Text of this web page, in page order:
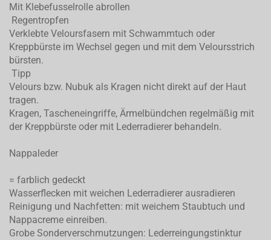
Mit Klebefusselrolle abrollen
Regentropfen
Verklebte Veloursfasern mit Schwammtuch oder
Kreppbürste im Wechsel gegen und mit dem Veloursstrich
bürsten.
Tipp
Velours bzw. Nubuk als Kragen nicht direkt auf der Haut
tragen.
Kragen, Tascheneingriffe, Ärmelbündchen regelmäßig mit
der Kreppbürste oder mit Lederradierer behandeln.
Nappaleder
= farblich gedeckt
Wasserflecken mit weichen Lederradierer ausradieren
Reinigung und Nachfetten: mit weichem Staubtuch und
Nappacreme einreiben.
Grobe Sonderverschmutzungen: Lederreingungstinktur